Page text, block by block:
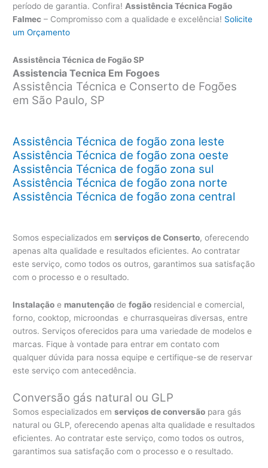
período de garantia. Confira! Assistência Técnica Fogão
Falmec – Compromisso com a qualidade e excelência! Solicite
um Orçamento
Assistência Técnica de Fogão SP
Assistencia Tecnica Em Fogoes
Assistência Técnica e Conserto de Fogões
em São Paulo, SP
Assistência Técnica de fogão zona leste
Assistência Técnica de fogão zona oeste
Assistência Técnica de fogão zona sul
Assistência Técnica de fogão zona norte
Assistência Técnica de fogão zona central
Somos especializados emserviços de Conserto, oferecendo
apenas alta qualidade e resultados eficientes. Ao contratar
este serviço, como todos os outros, garantimos sua satisfação
com o processo e o resultado.
Instalação e manutenção defogão residencial e comercial,
forno, cooktop, microondas e churrasqueiras diversas, entre
outros. Serviços oferecidos para uma variedade de modelos e
marcas. Fique à vontade para entrar em contato com
qualquer dúvida para nossa equipe e certifique-se de reservar
este serviço com antecedência.
Conversão gás natural ou GLP
Somos especializados emserviços de conversão para gás
natural ou GLP, oferecendo apenas alta qualidade e resultados
eficientes. Ao contratar este serviço, como todos os outros,
garantimos sua satisfação com o processo e o resultado.